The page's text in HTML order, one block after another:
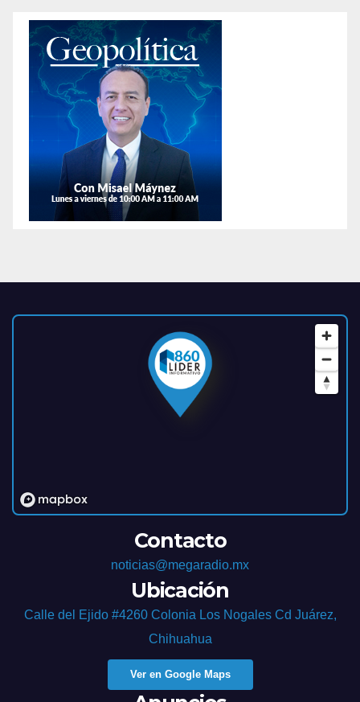
Contacto
noticias@megaradio.mx
Ubicación
Calle del Ejido #4260 Colonia Los Nogales Cd Juárez,
Chihuahua
Ver en Google Maps